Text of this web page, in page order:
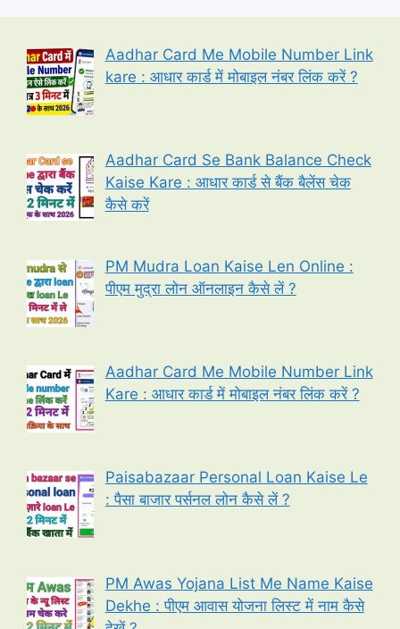
Aadhar Card Me Mobile Number Link
kare : आधार कार्ड में मोबाइल नंबर लिंक करें ?
Aadhar Card Se Bank Balance Check
Kaise Kare : आधार कार्ड से बैंक बैलेंस चेक
कैसे करें
PM Mudra Loan Kaise Len Online :
पीएम मुद्रा लोन ऑनलाइन कैसे लें ?
Aadhar Card Me Mobile Number Link
Kare : आधार कार्ड में मोबाइल नंबर लिंक करें ?
Paisabazaar Personal Loan Kaise Le
: पैसा बाजार पर्सनल लोन कैसे लें ?
PM Awas Yojana List Me Name Kaise
Dekhe : पीएम आवास योजना लिस्ट में नाम कैसे